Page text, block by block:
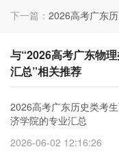
下一篇： 2026高考广东
与“2026高考广东物
汇总”相关推荐
2026高考广东历史类考
济学院的专业汇总
2026-06-02 12:16:26